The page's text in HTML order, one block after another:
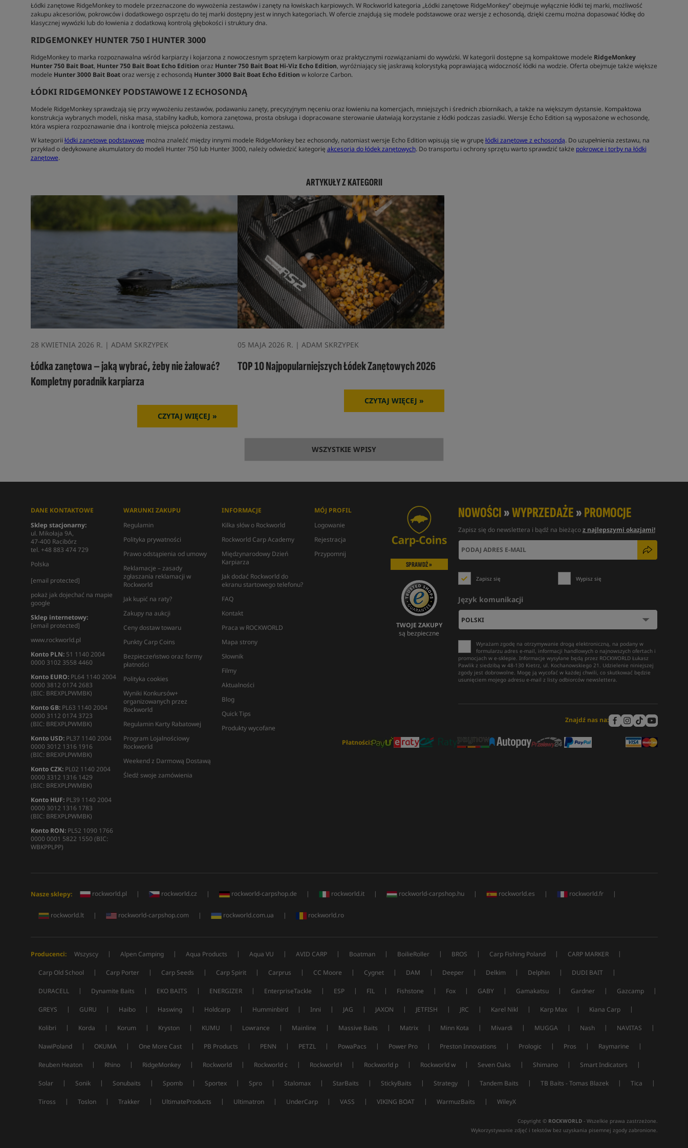
Łódki zanętowe RidgeMonkey to modele przeznaczone do wywożenia zestawów i zanęty na łowiskach karpiowych. W Rockworld kategoria „Łódki zanętowe RidgeMonkey” obejmuje wyłącznie łódki tej marki, możliwość
zakupu akcesoriów, pokrowców i dodatkowego osprzętu do tej marki dostępny jest w innych kategoriach. W ofercie znajdują się modele podstawowe oraz wersje z echosondą, dzięki czemu można dopasować łódkę do
klasycznej wywózki lub do łowienia z dodatkową kontrolą głębokości i struktury dna.
RIDGEMONKEY HUNTER 750 I HUNTER 3000
RidgeMonkey to marka rozpoznawalna wśród karpiarzy i kojarzona z nowoczesnym sprzętem karpiowym oraz praktycznymi rozwiązaniami do wywózki. W kategorii dostępne są kompaktowe modele RidgeMonkey
Hunter 750 Bait Boat, Hunter 750 Bait Boat Echo Edition oraz Hunter 750 Bait Boat Hi-Viz Echo Edition, wyróżniający się jaskrawą kolorystyką poprawiającą widoczność łódki na wodzie. Oferta obejmuje także większe
modele Hunter 3000 Bait Boatoraz wersję z echosondą Hunter 3000 Bait Boat Echo Edition w kolorze Carbon.
ŁÓDKI RIDGEMONKEY PODSTAWOWE I Z ECHOSONDĄ
Modele RidgeMonkey sprawdzają się przy wywożeniu zestawów, podawaniu zanęty, precyzyjnym nęceniu oraz łowieniu na komercjach, mniejszych i średnich zbiornikach, a także na większym dystansie. Kompaktowa
konstrukcja wybranych modeli, niska masa, stabilny kadłub, komora zanętowa, prosta obsługa i dopracowane sterowanie ułatwiają korzystanie z łódki podczas zasiadki. Wersje Echo Edition są wyposażone w echosondę,
która wspiera rozpoznawanie dna i kontrolę miejsca położenia zestawu.
W kategorii łódki zanętowe podstawowe można znaleźć między innymi modele RidgeMonkey bez echosondy, natomiast wersje Echo Edition wpisują się w grupę łódki zanętowe z echosondą. Do uzupełnienia zestawu, na
przykład o dedykowane akumulatory do modeli Hunter 750 lub Hunter 3000, należy odwiedzić kategorię akcesoria do łódek zanętowych. Do transportu i ochrony sprzętu warto sprawdzić także pokrowce i torby na łódki
zanętowe.
ARTYKUŁY Z KATEGORII
28 KWIETNIA 2026 R. | ADAM SKRZYPEK
Łódka zanętowa – jaką wybrać, żeby nie żałować?
Kompletny poradnik karpiarza
CZYTAJ WIĘCEJ »
05 MAJA 2026 R. | ADAM SKRZYPEK
TOP 10 Najpopularniejszych Łódek Zanętowych 2026
CZYTAJ WIĘCEJ »
WSZYSTKIE WPISY
NOWOŚCI»WYPRZEDAŻE»PROMOCJE
Zapisz się do newslettera i bądź na bieżącoz najlepszymi okazjami!
Zapisz się Wypisz się
Język komunikacji
Wyrażam zgodę na otrzymywanie drogą elektroniczną, na podany w
formularzu adres e-mail, informacji handlowych o najnowszych ofertach i
promocjach w e-sklepie. Informacje wysyłane będą przez ROCKWORLD Łukasz
Pawlik z siedzibą w 48-130 Kietrz, ul. Kochanowskiego 21. Udzielenie niniejszej
zgody jest dobrowolne. Mogę ją wycofać w każdej chwili, co skutkować będzie
usunięciem mojego adresu e-mail z listy odbiorców newslettera.
Znajdź nas na:
Płatności:
DANE KONTAKTOWE
Sklep stacjonarny:
ul. Mikołaja 9A,
47-400 Racibórz
tel. +48 883 474 729
Polska
[email protected]
pokaż jak dojechać na mapie
google
Sklep internetowy:
[email protected]
www.rockworld.pl
Konto PLN:51 1140 2004
0000 3102 3558 4460
Konto EURO:PL64 1140 2004
0000 3812 0174 2683
(BIC: BREXPLPWMBK)
Konto GB:PL63 1140 2004
0000 3112 0174 3723
(BIC: BREXPLPWMBK)
Konto USD:PL37 1140 2004
0000 3012 1316 1916
(BIC: BREXPLPWMBK)
Konto CZK:PL02 1140 2004
0000 3312 1316 1429
(BIC: BREXPLPWMBK)
Konto HUF:PL39 1140 2004
0000 3012 1316 1783
(BIC: BREXPLPWMBK)
Konto RON:PL52 1090 1766
0000 0001 5822 1550 (BIC:
WBKPPLPP)
WARUNKI ZAKUPU
Regulamin
Polityka prywatności
Prawo odstąpienia od umowy
Reklamacje – zasady
zgłaszania reklamacji w
Rockworld
Jak kupić na raty?
Zakupy na aukcji
Ceny dostaw towaru
Punkty Carp Coins
Bezpieczeństwo oraz formy
płatności
Polityka cookies
Wyniki Konkursów+
organizowanych przez
Rockworld
Regulamin Karty Rabatowej
Program Lojalnościowy
Rockworld
Weekend z Darmową Dostawą
Śledź swoje zamówienia
INFORMACJE
Kilka słów o Rockworld
Rockworld Carp Academy
Międzynarodowy Dzień
Karpiarza
Jak dodać Rockworld do
ekranu startowego telefonu?
FAQ
Kontakt
Praca w ROCKWORLD
Mapa strony
Słownik
Filmy
Aktualności
Blog
Quick Tips
Produkty wycofane
MÓJ PROFIL
Logowanie
Rejestracja
Przypomnij
SPRAWDŹ »
TWOJE ZAKUPY
są bezpieczne
Nasze sklepy: rockworld.pl | rockworld.cz | rockworld-carpshop.de | rockworld.it | rockworld-carpshop.hu | rockworld.es | rockworld.fr |
rockworld.lt | rockworld-carpshop.com | rockworld.com.ua | rockworld.ro
Producenci: Wszyscy | Alpen Camping | Aqua Products | Aqua VU | AVID CARP | Boatman | BoilieRoller | BROS | Carp Fishing Poland | CARP MARKER |
Carp Old School | Carp Porter | Carp Seeds | Carp Spirit | Carprus | CC Moore | Cygnet | DAM | Deeper | Delkim | Delphin | DUDI BAIT |
DURACELL | Dynamite Baits | EKO BAITS | ENERGIZER | EnterpriseTackle | ESP | FIL | Fishstone | Fox | GABY | Gamakatsu | Gardner | Gazcamp |
GREYS | GURU | Haibo | Haswing | Holdcarp | Humminbird | Inni | JAG | JAXON | JETFISH | JRC | Karel Nikl | Karp Max | Kiana Carp |
Kolibri | Korda | Korum | Kryston | KUMU | Lowrance | Mainline | Massive Baits | Matrix | Minn Kota | Mivardi | MUGGA | Nash | NAVITAS |
NawiPoland | OKUMA | One More Cast | PB Products | PENN | PETZL | PowaPacs | Power Pro | Preston Innovations | Prologic | Pros | Raymarine |
Reuben Heaton | Rhino | RidgeMonkey | Rockworld | Rockworld c | Rockworld ł | Rockworld p | Rockworld w | Seven Oaks | Shimano | Smart Indicators |
Solar | Sonik | Sonubaits | Spomb | Sportex | Spro | Stalomax | StarBaits | StickyBaits | Strategy | Tandem Baits | TB Baits - Tomas Blazek | Tica |
Tiross | Toslon | Trakker | UltimateProducts | Ultimatron | UnderCarp | VASS | VIKING BOAT | WarmuzBaits | WileyX
Copyright © ROCKWORLD- Wszelkie prawa zastrzeżone.
Wykorzystywanie zdjęć i tekstów bez uzyskania pisemnej zgody zabronione.